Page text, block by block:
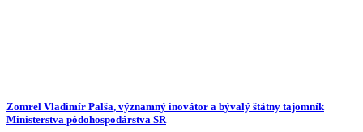
Zomrel Vladimír Palša, významný inovátor a bývalý štátny tajomník
Ministerstva pôdohospodárstva SR